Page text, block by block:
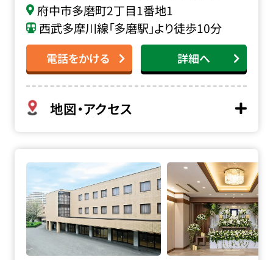
府中市多磨町2丁目1番地1
西武多摩川線「多磨駅」より徒歩10分
電話をかける 詳細へ
地図・アクセス